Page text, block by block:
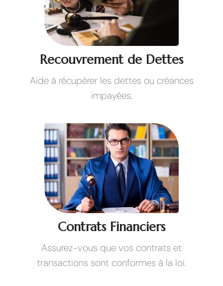
Recouvrement de Dettes
Aide à récupérer les dettes ou créances
impayées.
Contrats Financiers
Assurez-vous que vos contrats et
transactions sont conformes à la loi.